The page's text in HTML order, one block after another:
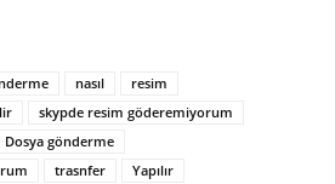
nasıl
resim
skypde resim göderemiyorum
Dosya gönderme
trasnfer Yapılır